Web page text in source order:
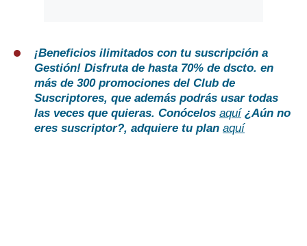
¡Beneficios ilimitados con tu suscripción a
Gestión! Disfruta de hasta 70% de dscto. en
más de 300 promociones del Club de
Suscriptores, que además podrás usar todas
las veces que quieras. Conócelos aquí ¿Aún no
eres suscriptor?, adquiere tu plan aquí